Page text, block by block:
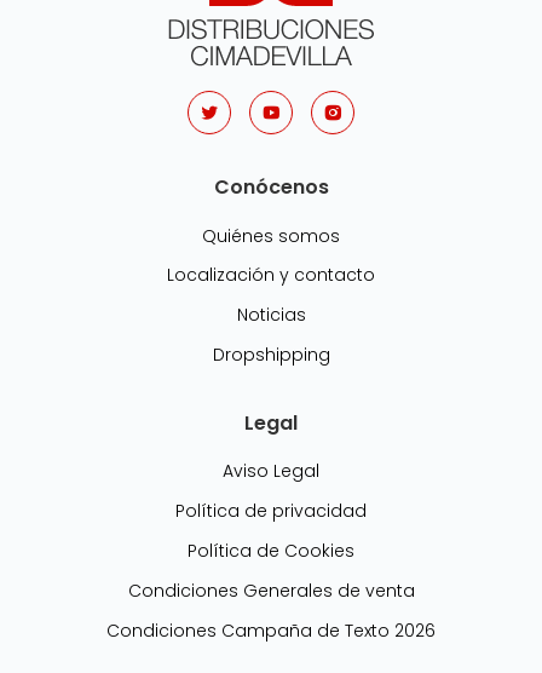
Conócenos
Quiénes somos
Localización y contacto
Noticias
Dropshipping
Legal
Aviso Legal
Política de privacidad
Política de Cookies
Condiciones Generales de venta
Condiciones Campaña de Texto 2026